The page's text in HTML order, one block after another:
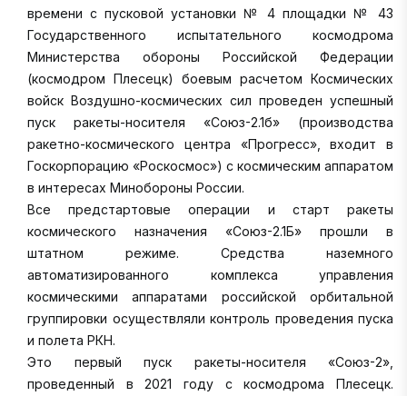
времени с пусковой установки № 4 площадки № 43
Государственного испытательного космодрома
Министерства обороны Российской Федерации
(космодром Плесецк) боевым расчетом Космических
войск Воздушно-космических сил проведен успешный
пуск ракеты-носителя «Союз-2.1б» (производства
ракетно-космического центра «Прогресс», входит в
Госкорпорацию «Роскосмос») с космическим аппаратом
в интересах Минобороны России.
Все предстартовые операции и старт ракеты
космического назначения «Союз-2.1Б» прошли в
штатном режиме. Средства наземного
автоматизированного комплекса управления
космическими аппаратами российской орбитальной
группировки осуществляли контроль проведения пуска
и полета РКН.
Это первый пуск ракеты-носителя «Союз-2»,
проведенный в 2021 году с космодрома Плесецк.